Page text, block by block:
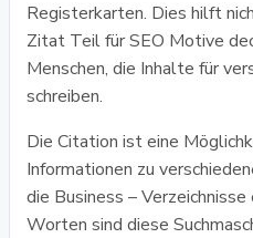
Registerkarten. Dies hilft
Zitat Teil für SEO Motive
Menschen, die Inhalte für
schreiben.
Die Citation ist eine
Informationen zu
die Business –
Worten sind diese